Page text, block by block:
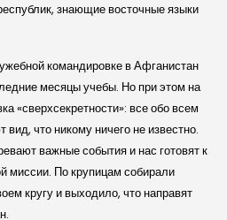
знающие восточные языки
командировке в Афганистан
месяцы учебы. Но при этом на
«сверхсекретности»: все обо всем
что никому ничего не известно.
важные события и нас готовят к
миссии. По крупицам собирали
кругу и выходило, что направят